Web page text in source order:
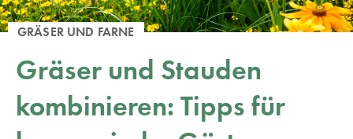
GRÄSER UND FARNE
Gräser und Stauden
kombinieren: Tipps für